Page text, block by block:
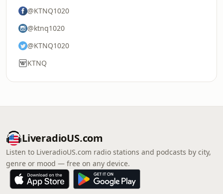
@KTNQ1020
@ktnq1020
@KTNQ1020
KTNQ
LiveradioUS.com
Listen to LiveradioUS.com radio stations and podcasts by city,
genre or mood — free on any device.